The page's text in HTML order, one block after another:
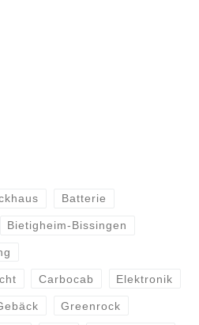
Batterie
Bietigheim-Bissingen
Carbocab Elektronik
Greenrock